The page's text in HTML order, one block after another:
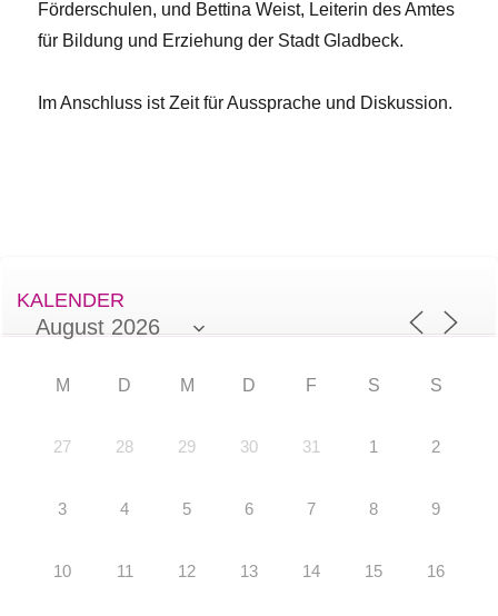
Förderschulen, und Bettina Weist, Leiterin des Amtes
für Bildung und Erziehung der Stadt Gladbeck.
Im Anschluss ist Zeit für Aussprache und Diskussion.
KALENDER
M D M D F S S
27 28 29 30 31 1 2
3 4 5 6 7 8 9
10 11 12 13 14 15 16